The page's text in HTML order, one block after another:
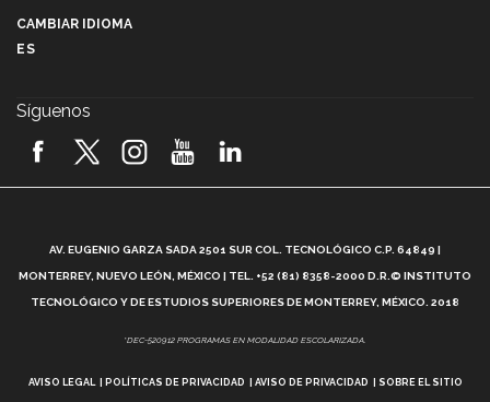
2026! (video)
¿Cómo es el Modelo Educativo Tec? (video)
Vida Tec: Feminismo e Inteligencia Artificial, Paola
CAMBIAR IDIOMA
ES
Síguenos
AV. EUGENIO GARZA SADA 2501 SUR COL. TECNOLÓGICO C.P. 64849 |
MONTERREY, NUEVO LEÓN, MÉXICO | TEL. +52 (81) 8358-2000 D.R.© INSTITUTO
TECNOLÓGICO Y DE ESTUDIOS SUPERIORES DE MONTERREY, MÉXICO. 2018
*DEC-520912 PROGRAMAS EN MODALIDAD ESCOLARIZADA.
AVISO LEGAL POLÍTICAS DE PRIVACIDAD AVISO DE PRIVACIDAD SOBRE EL SITIO